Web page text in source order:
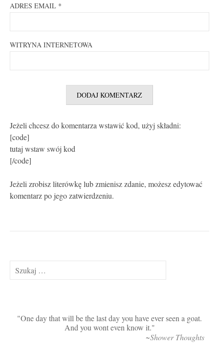
ADRES EMAIL *
WITRYNA INTERNETOWA
Jeżeli chcesz do komentarza wstawić kod, użyj składni:
[code]
tutaj wstaw swój kod
[/code]
Jeżeli zrobisz literówkę lub zmienisz zdanie, możesz edytować
komentarz po jego zatwierdzeniu.
Szukaj:
One day that will be the last day you have ever seen a goat.
And you wont even know it.
~Shower Thoughts